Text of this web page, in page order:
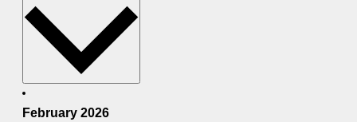
February 2026